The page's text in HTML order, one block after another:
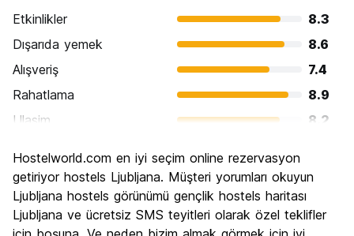
Etkinlikler
8.3
Dışarıda yemek
8.6
Alışveriş
7.4
Rahatlama
8.9
Ulasim
8.2
Kültür
8.6
Gece hayatı
Ekonomik
8.4
Hostelworld.com en iyi seçim online rezervasyon
getiriyor hostels Ljubljana. Müşteri yorumları okuyun
Ljubljana hostels görünümü gençlik hostels haritası
Ljubljana ve ücretsiz SMS teyitleri olarak özel teklifler